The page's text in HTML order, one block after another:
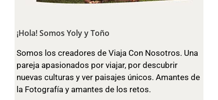
¡Hola! Somos Yoly y Toño
Somos los creadores de Viaja Con Nosotros. Una
pareja apasionados por viajar, por descubrir
nuevas culturas y ver paisajes únicos. Amantes de
la Fotografía y amantes de los retos.